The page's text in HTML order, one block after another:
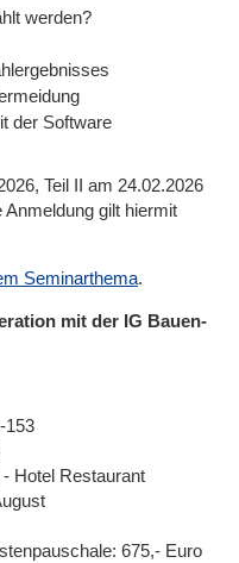
werden?
der Software
Teil II am 24.02.2026
gilt hiermit
Seminarthema.
mit der IG Bauen-
153
Hotel Restaurant
675,- Euro